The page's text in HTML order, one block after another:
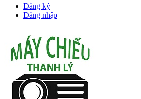
Đăng ký
Đăng nhập